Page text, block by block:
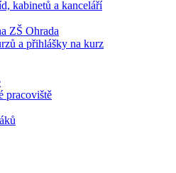
kabinetů a kanceláří
ZŠ Ohrada
a přihlášky na kurz
pracoviště